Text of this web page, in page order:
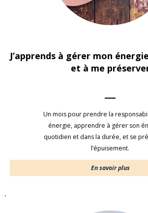
J’apprends à gérer mon
et à me
Un mois pour prendre la
énergie, apprendre à gérer son
quotidien et dans la durée, et se
l’épuisement.
En savoir plus